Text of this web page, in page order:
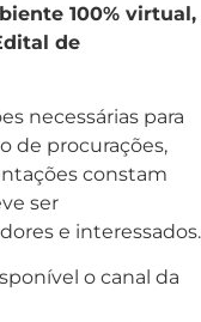
100% virtual,
de
necessárias para
de procurações,
constam
ser
e interessados.
o canal da